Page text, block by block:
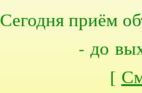
Сегодня приём
- до
[